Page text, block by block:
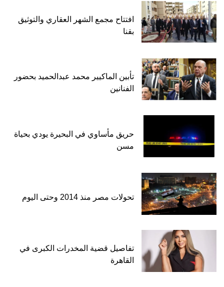
افتتاح مجمع الشهر العقاري والتوثيق
بقنا
تأبين الماكيير محمد عبدالحميد بحضور
الفنانين
حريق مأساوي في البحيرة يودي بحياة
مسن
تحولات مصر منذ 2014 وحتى اليوم
تفاصيل قضية المخدرات الكبرى في
القاهرة